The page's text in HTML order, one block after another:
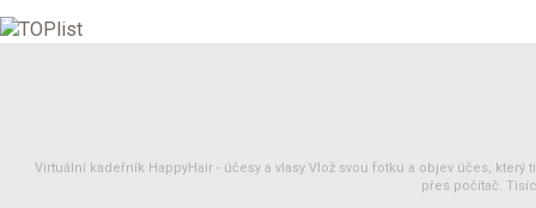
Virtuální kadeřník HappyHair - účesy a vlasy Vlož svou fotku a objev účes, který
přes počítač.